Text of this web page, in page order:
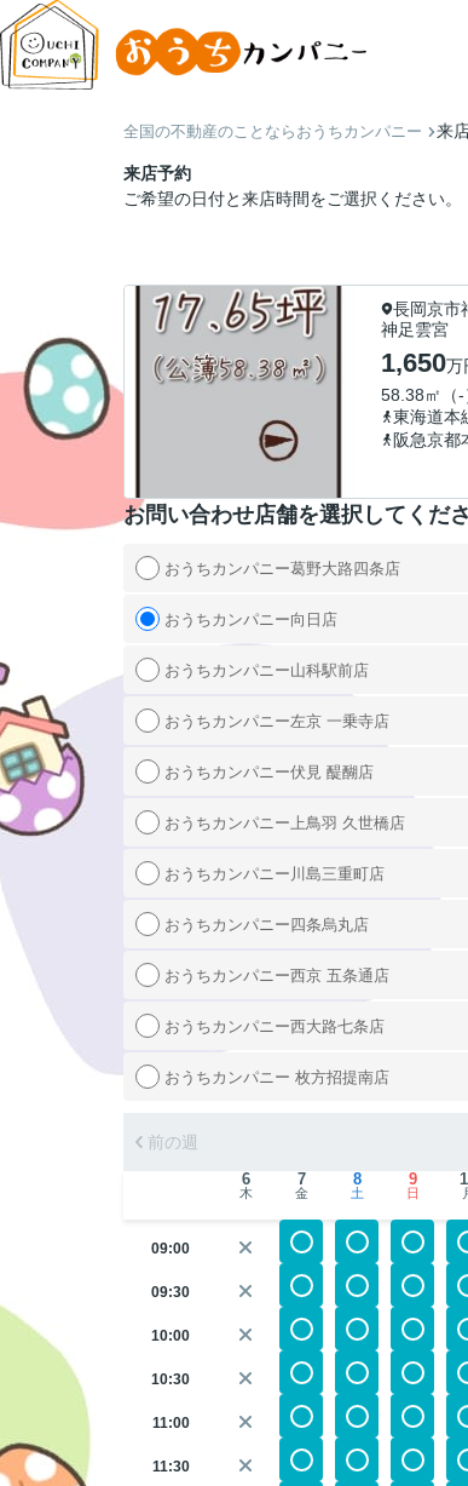
全国の不動産のことならおうちカンパニー 来
来店予約
ご希望の日付と来店時間をご選択ください。
長岡京市
神足雲宮
1,650万
58.38㎡（-
東海道本
阪急京都
お問い合わせ店舗を選択してくだ
おうちカンパニー葛野大路四条店
おうちカンパニー向日店
おうちカンパニー山科駅前店
おうちカンパニー左京 一乗寺店
おうちカンパニー伏見 醍醐店
おうちカンパニー上鳥羽 久世橋店
おうちカンパニー川島三重町店
おうちカンパニー四条烏丸店
おうちカンパニー西京 五条通店
おうちカンパニー西大路七条店
おうちカンパニー 枚方招提南店
前の週
6
木
7
金
8
土
9
日
09:00
09:30
10:00
10:30
11:00
11:30